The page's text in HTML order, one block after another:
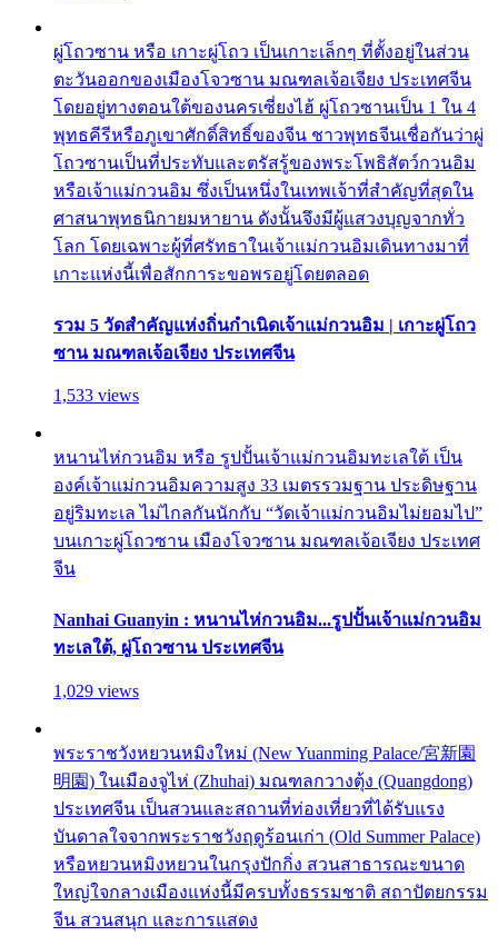
ผู่โถวซาน หรือ เกาะผู่โถว เป็นเกาะเล็กๆ ที่ตั้งอยู่ในส่วน
ตะวันออกของเมืองโจวซาน มณฑลเจ้อเจียง ประเทศจีน
โดยอยู่ทางตอนใต้ของนครเซี่ยงไฮ้ ผู่โถวซานเป็น 1 ใน 4
พุทธคีรีหรือภูเขาศักดิ์สิทธิ์ของจีน ชาวพุทธจีนเชื่อกันว่าผู่
โถวซานเป็นที่ประทับและตรัสรู้ของพระโพธิสัตว์กวนอิม
หรือเจ้าแม่กวนอิม ซึ่งเป็นหนึ่งในเทพเจ้าที่สำคัญที่สุดใน
ศาสนาพุทธนิกายมหายาน ดังนั้นจึงมีผู้แสวงบุญจากทั่ว
โลก โดยเฉพาะผู้ที่ศรัทธาในเจ้าแม่กวนอิมเดินทางมาที่
เกาะแห่งนี้เพื่อสักการะขอพรอยู่โดยตลอด
รวม 5 วัดสำคัญแห่งถิ่นกำเนิดเจ้าแม่กวนอิม | เกาะผู่โถว
ซาน มณฑลเจ้อเจียง ประเทศจีน
1,533 views
หนานไห่กวนอิม หรือ รูปปั้นเจ้าแม่กวนอิมทะเลใต้ เป็น
องค์เจ้าแม่กวนอิมความสูง 33 เมตรรวมฐาน ประดิษฐาน
อยู่ริมทะเล ไม่ไกลกันนักกับ “วัดเจ้าแม่กวนอิมไม่ยอมไป”
บนเกาะผู่โถวซาน เมืองโจวซาน มณฑลเจ้อเจียง ประเทศ
จีน
Nanhai Guanyin : หนานไห่กวนอิม...รูปปั้นเจ้าแม่กวนอิม
ทะเลใต้, ผู่โถวซาน ประเทศจีน
1,029 views
พระราชวังหยวนหมิงใหม่ (New Yuanming Palace/宮新園
明園) ในเมืองจูไห่ (Zhuhai) มณฑลกวางตุ้ง (Quangdong)
ประเทศจีน เป็นสวนและสถานที่ท่องเที่ยวที่ได้รับแรง
บันดาลใจจากพระราชวังฤดูร้อนเก่า (Old Summer Palace)
หรือหยวนหมิงหยวนในกรุงปักกิ่ง สวนสาธารณะขนาด
ใหญ่ใจกลางเมืองแห่งนี้มีครบทั้งธรรมชาติ สถาปัตยกรรม
จีน สวนสนุก และการแสดง